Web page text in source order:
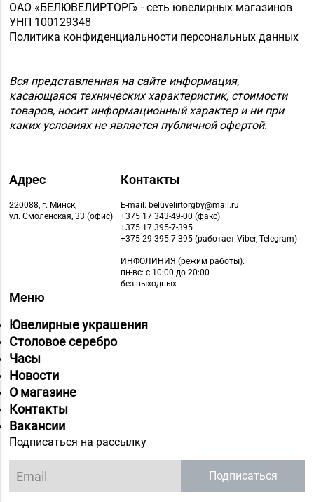
ОАО «БЕЛЮВЕЛИРТОРГ» - сеть ювелирных магазинов
УНП 100129348
Политика конфиденциальности персональных данных
Вся представленная на сайте информация,
касающаяся технических характеристик, стоимости
товаров, носит информационный характер и ни при
каких условиях не является публичной офертой.
Адрес
220088, г. Минск,
ул. Смоленская, 33 (офис)
Контакты
E-mail: beluvelirtorgby@mail.ru
+375 17 343-49-00 (факс)
+375 17 395-7-395
+375 29 395-7-395 (работает Viber, Telegram)
ИНФОЛИНИЯ (режим работы):
пн-вс: с 10:00 до 20:00
без выходных
Меню
Ювелирные украшения
Столовое серебро
Часы
Новости
О магазине
Контакты
Вакансии
Подписаться на рассылку
Подписаться